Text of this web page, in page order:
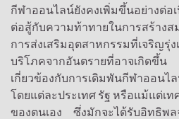
กีฬาออนไลน์ยังคงเพิ่มขึ้นอย่างต่
ต่อสู้กับความท้าทายในการสร้างส
การส่งเสริมอุตสาหกรรมที่เจริญรุ่
บริโภคจากอันตรายที่อาจเกิ
เกี่ยวข้องกับการเดิมพันกีฬาออน
โดยแต่ละประเทศ รัฐ หรือแม้แต่เ
ของตนเอง ซึ่งมักจะได้รับอิทธิพ